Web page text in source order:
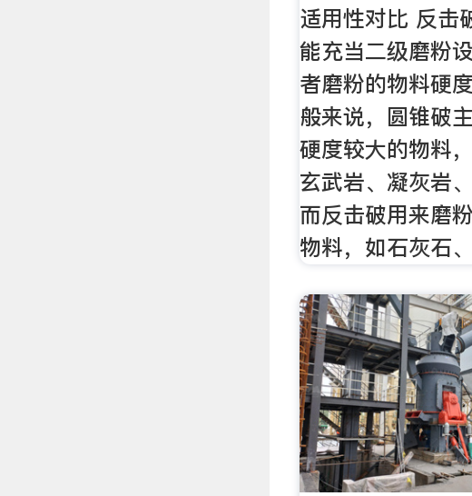
适用性对比 反击
能充当二级磨粉
者磨粉的物料硬
般来说，圆锥破
硬度较大的物料
玄武岩、凝灰岩
而反击破用来磨
物料，如石灰石